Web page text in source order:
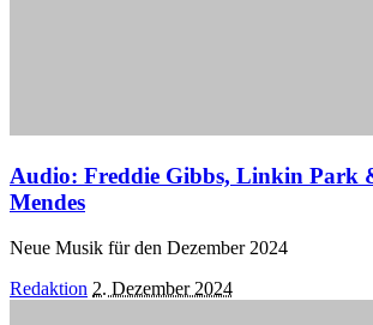
Audio: Freddie Gibbs, Linkin Park
Mendes
Neue Musik für den Dezember 2024
Posted
Redaktion 2. Dezember 2024